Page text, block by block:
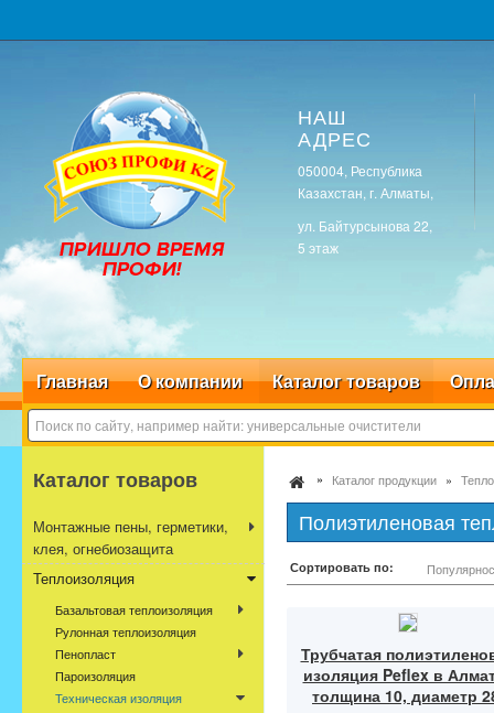
НАШ
АДРЕС
050004, Республика
Казахстан, г. Алматы,
ул. Байтурсынова 22,
5 этаж
Главная О компании Каталог товаров
Каталог продукции
Полиэтиленовая
Сортировать по:
Трубчатая
изоляция Peflex в
толщина 10, диаметр
Каталог товаров
Монтажные пены, герметики,
клея, огнебиозащита
Теплоизоляция
Базальтовая теплоизоляция
Рулонная теплоизоляция
Пенопласт
Пароизоляция
Техническая изоляция